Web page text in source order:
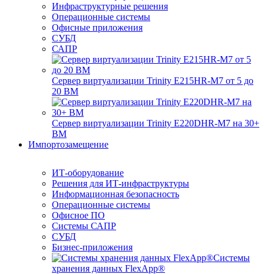
Инфраструктурные решения
Операционные системы
Офисные приложения
СУБД
САПР
Сервер виртуализации Trinity E215HR-M7 от 5 до
20 ВМ
Сервер виртуализации Trinity E220DHR-M7 на 30+
ВМ
Импортозамещение
ИТ-оборудование
Решения для ИТ-инфраструктуры
Информационная безопасность
Операционные системы
Офисное ПО
Системы САПР
СУБД
Бизнес-приложения
Системы
хранения данных FlexApp®